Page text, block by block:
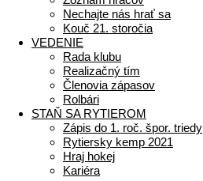
Nechajte nás hrať sa
Kouč 21. storočia
VEDENIE
Rada klubu
Realizačný tím
Členovia zápasov
Rolbári
STAŇ SA RYTIEROM
Zápis do 1. roč. špor. triedy
Rytiersky kemp 2021
Hraj hokej
Kariéra